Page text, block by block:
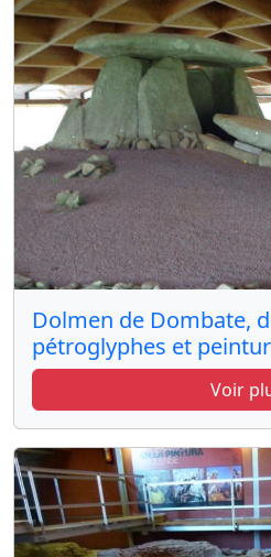
Dolmen de Dombate,
pétroglyphes et
Voir